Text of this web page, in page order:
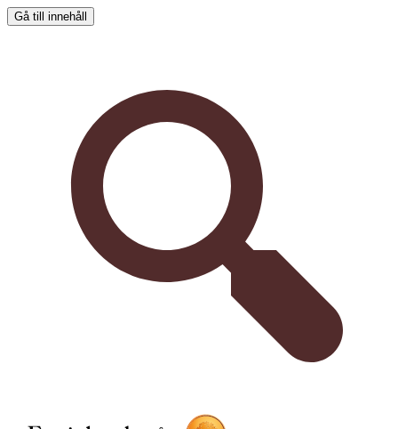
Gå till innehåll